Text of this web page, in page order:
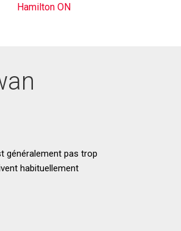
Hamilton ON
généralement pas trop
habituellement